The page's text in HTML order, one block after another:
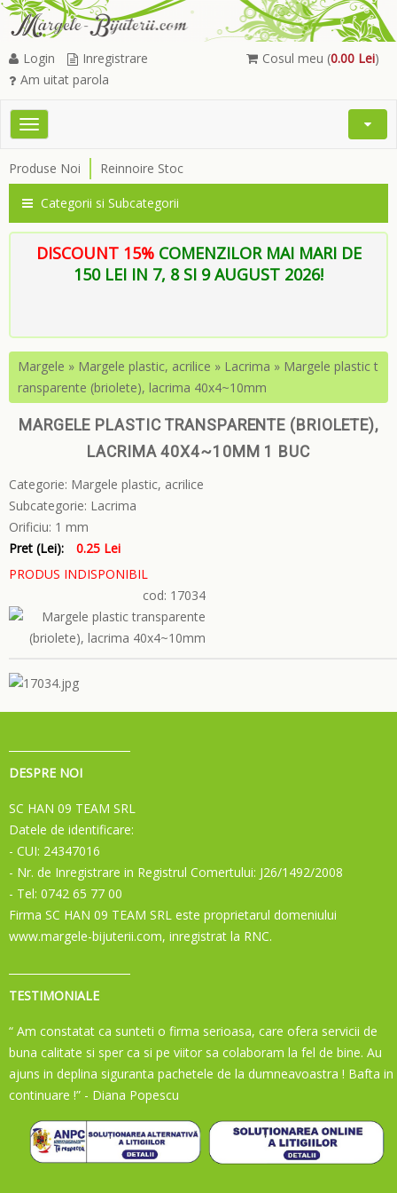
Cosul meu (0.00 Lei)
Login
Inregistrare
Am uitat parola
Toggle
Open
Produse Noi Reinnoire Stoc
Categorii si Subcategorii
DISCOUNT 15% COMENZILOR MAI MARI DE
150 LEI IN 7, 8 SI 9 AUGUST 2026!
Margele » Margele plastic, acrilice » Lacrima » Margele plastic t
ransparente (briolete), lacrima 40x4~10mm
MARGELE PLASTIC TRANSPARENTE (BRIOLETE),
LACRIMA 40X4~10MM 1 BUC
Categorie: Margele plastic, acrilice
Subcategorie: Lacrima
Orificiu: 1 mm
Pret (Lei):
0.25 Lei
PRODUS INDISPONIBIL
cod: 17034
DESPRE NOI
SC HAN 09 TEAM SRL
Datele de identificare:
- CUI: 24347016
- Nr. de Inregistrare in Registrul Comertului: J26/1492/2008
- Tel: 0742 65 77 00
Firma SC HAN 09 TEAM SRL este proprietarul domeniului
www.margele-bijuterii.com, inregistrat la RNC.
TESTIMONIALE
“ Am constatat ca sunteti o firma serioasa, care ofera servicii de
buna calitate si sper ca si pe viitor sa colaboram la fel de bine. Au
ajuns in deplina siguranta pachetele de la dumneavoastra ! Bafta in
continuare !” - Diana Popescu